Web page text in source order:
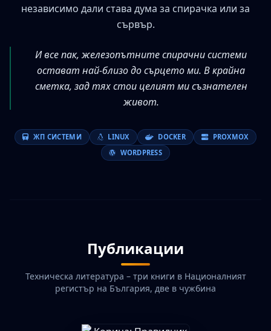
независимо дали става дума за спирачка или за
сървър.
И все пак, железопътните спирачни системи
остават най-близо до сърцето ми. В крайна
сметка, зад тях стои целият ми съзнателен
живот.
ЖП СИСТЕМИ LINUX DOCKER
PROXMOX
WORDPRESS
Публикации
Техническа литература – три книги в Националният
регистър на България, две в чужбина